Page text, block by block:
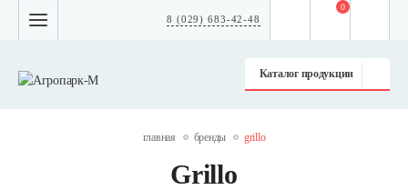
8 (029) 683-42-48
Каталог продукции
0
главная бренды grillo
Grillo